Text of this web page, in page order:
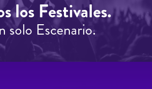
los Festivales.
solo Escenario.